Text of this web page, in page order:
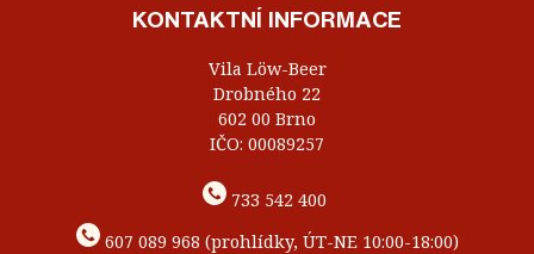
KONTAKTNÍ INFORMACE
Vila Löw-Beer
Drobného 22
602 00 Brno
IČO: 00089257
733 542 400
607 089 968 (prohlídky, ÚT-NE 10:00-18:00)